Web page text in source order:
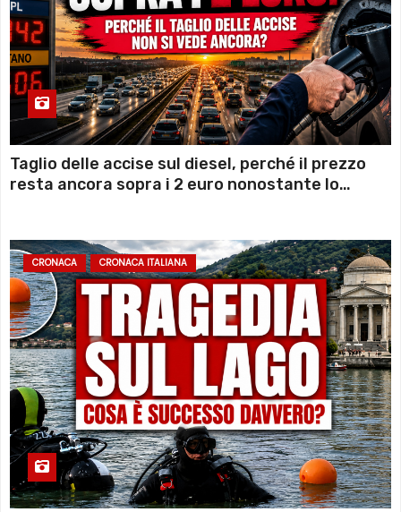
Taglio delle accise sul diesel, perché il prezzo
resta ancora sopra i 2 euro nonostante lo
CRONACA CRONACA ITALIANA